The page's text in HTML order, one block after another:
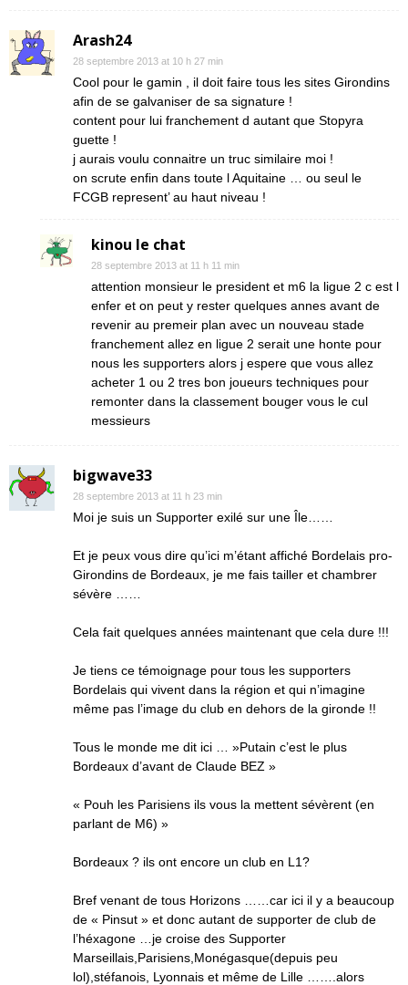
Arash24
28 septembre 2013 at 10 h 27 min
Cool pour le gamin , il doit faire tous les sites Girondins
afin de se galvaniser de sa signature !
content pour lui franchement d autant que Stopyra
guette !
j aurais voulu connaitre un truc similaire moi !
on scrute enfin dans toute l Aquitaine … ou seul le
FCGB represent’ au haut niveau !
kinou le chat
28 septembre 2013 at 11 h 11 min
attention monsieur le president et m6 la ligue 2 c est l
enfer et on peut y rester quelques annes avant de
revenir au premeir plan avec un nouveau stade
franchement allez en ligue 2 serait une honte pour
nous les supporters alors j espere que vous allez
acheter 1 ou 2 tres bon joueurs techniques pour
remonter dans la classement bouger vous le cul
messieurs
bigwave33
28 septembre 2013 at 11 h 23 min
Moi je suis un Supporter exilé sur une Île……
Et je peux vous dire qu’ici m’étant affiché Bordelais pro-
Girondins de Bordeaux, je me fais tailler et chambrer
sévère ……
Cela fait quelques années maintenant que cela dure !!!
Je tiens ce témoignage pour tous les supporters
Bordelais qui vivent dans la région et qui n’imagine
même pas l’image du club en dehors de la gironde !!
Tous le monde me dit ici … »Putain c’est le plus
Bordeaux d’avant de Claude BEZ »
« Pouh les Parisiens ils vous la mettent sévèrent (en
parlant de M6) »
Bordeaux ? ils ont encore un club en L1?
Bref venant de tous Horizons ……car ici il y a beaucoup
de « Pinsut » et donc autant de supporter de club de
l’héxagone …je croise des Supporter
Marseillais,Parisiens,Monégasque(depuis peu
lol),stéfanois, Lyonnais et même de Lille …….alors